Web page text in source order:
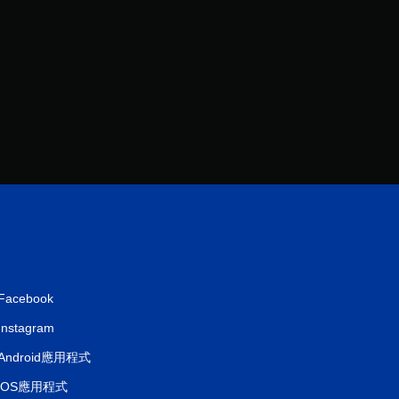
應用程式
應用程式